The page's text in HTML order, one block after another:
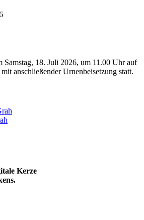
Samstag, 18. Juli 2026, um 11.00 Uhr auf
anschließender Urnenbeisetzung statt.
Kerze